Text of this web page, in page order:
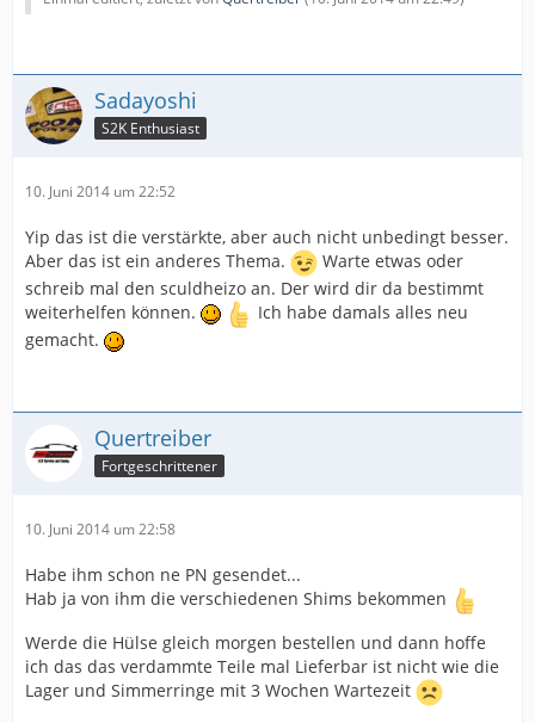
Sadayoshi
S2K Enthusiast
10. Juni 2014 um 22:52
Yip das ist die verstärkte, aber auch nicht unbedingt besser.
Aber das ist ein anderes Thema.
Warte etwas oder
schreib mal den sculdheizo an. Der wird dir da bestimmt
weiterhelfen können.
Ich habe damals alles neu
gemacht.
Quertreiber
Fortgeschrittener
10. Juni 2014 um 22:58
Habe ihm schon ne PN gesendet...
Hab ja von ihm die verschiedenen Shims bekommen
Werde die Hülse gleich morgen bestellen und dann hoffe
ich das das verdammte Teile mal Lieferbar ist nicht wie die
Lager und Simmerringe mit 3 Wochen Wartezeit